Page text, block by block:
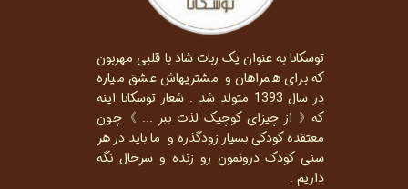
توسکانا به عنوان یک ربات شاد با قلبی مهربون
که برای همراهان و مشتریهاش عشق میاره
در سال 1393 متولد شد . شعار توسکانا اینه
که《 از چیزای کوچیک لذت ببر ... 》چون
معتقده کودکی بسیار زودگذره و ما باید در هر
سنی کودک درونمون رو زنده و سرحال نگه
داریم .